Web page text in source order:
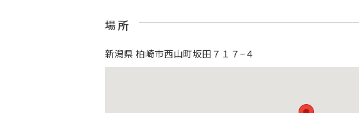
場 所
新潟県 柏崎市西山町坂田７１７−４